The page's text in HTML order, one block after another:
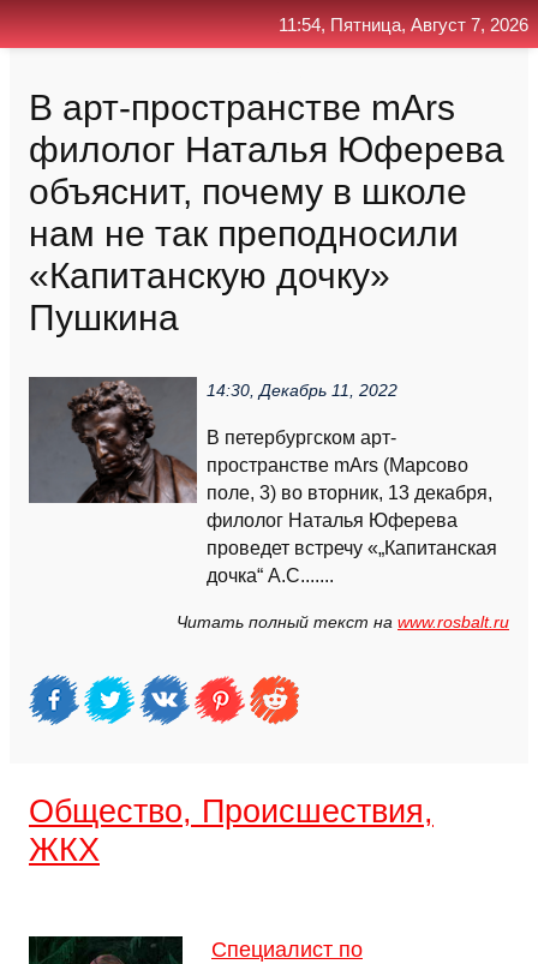
В арт-пространстве mArs
филолог Наталья Юферева
объяснит, почему в школе
нам не так преподносили
«Капитанскую дочку»
Пушкина
14:30, Декабрь 11, 2022
В петербургском арт-
пространстве mArs (Марсово
поле, 3) во вторник, 13 декабря,
филолог Наталья Юферева
проведет встречу «„Капитанская
дочка“ А.С.......
Читать полный текст на www.rosbalt.ru
Общество, Происшествия,
ЖКХ
Специалист по
11:54, Пятница, Август 7, 2026